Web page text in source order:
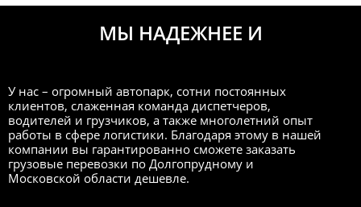
МЫ НАДЕЖНЕЕ И
У нас – огромный автопарк, сотни постоянных
клиентов, слаженная команда диспетчеров,
водителей и грузчиков, а также многолетний опыт
работы в сфере логистики. Благодаря этому в нашей
компании вы гарантированно сможете заказать
грузовые перевозки по Долгопрудному и
Московской области дешевле.